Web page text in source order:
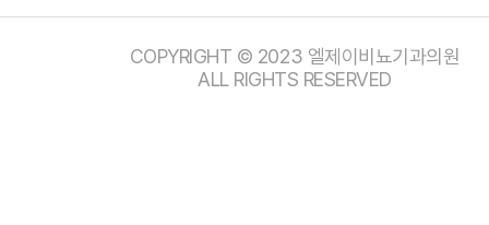
COPYRIGHT © 2023 엘제이비뇨기과의원
ALL RIGHTS RESERVED